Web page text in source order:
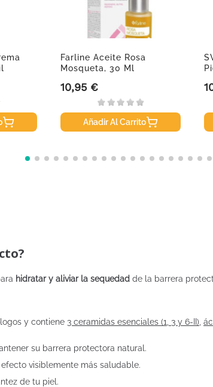
Farline Aceite Rosa
Mosqueta, 30 Ml
Precio
10,95 €
Añadir Al Carrito
hidratar y aliviar la sequedad de la barrera
y contiene 3 ceramidas esenciales (1, 3 y 6-II)
su barrera protectora natural.
visiblemente más saludable.
de tu piel.